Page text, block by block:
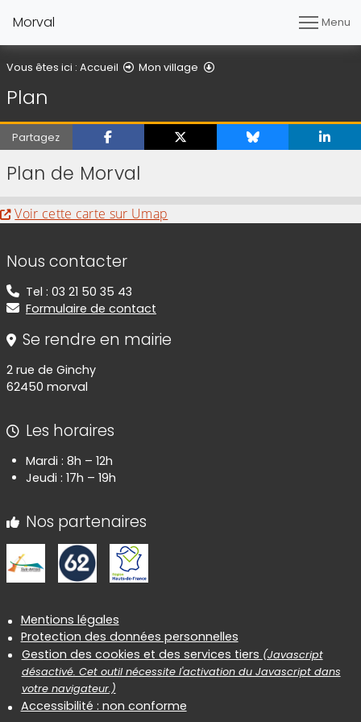
Morval Menu
Vous êtes ici : Accueil Mon village
Plan
Partagez
Plan de Morval
Evitez la carte interactive ci-après et aller au
Voir cette carte sur Umap
Informations de contact
Nous contacter
Tel : 03 21 50 35 43
Formulaire de contact
Se rendre en mairie
2 rue de Ginchy
62450 morval
Les horaires
Mardi : 8h – 12h
Jeudi : 17h – 19h
Nos partenaires
Informations réglementaires
Mentions légales
Protection des données personnelles
Gestion des cookies et des services tiers (Javascript
désactivé. Cet outil nécessite l'activation du Javascript dans
votre navigateur.)
Accessibilité : non conforme